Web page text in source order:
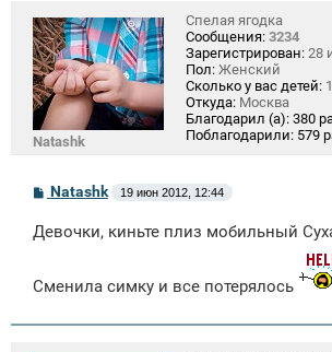
Natashk
Спелая ягодка
Сообщения: 3234
Зарегистрирован: 28
Пол: Женский
Сколько у вас детей: 1
Откуда: Москва
Благодарил (а): 380
Поблагодарили: 579
С
б
н
и
Natashk 19 июн 2012, 12:44
Девочки, киньте плиз мобильный
Сменила симку и все потерялось